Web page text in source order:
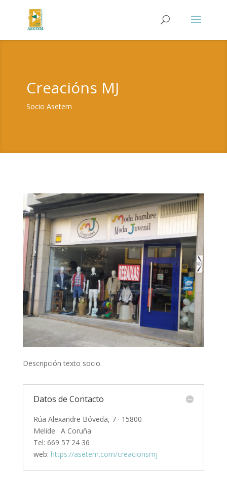
Creacións MJ
Socio Asetem
Descripción texto socio.
Datos de Contacto
Rúa Alexandre Bóveda, 7 · 15800
Melide · A Coruña
Tel: 669 57 24 36
web: https://asetem.com/creacionsmj